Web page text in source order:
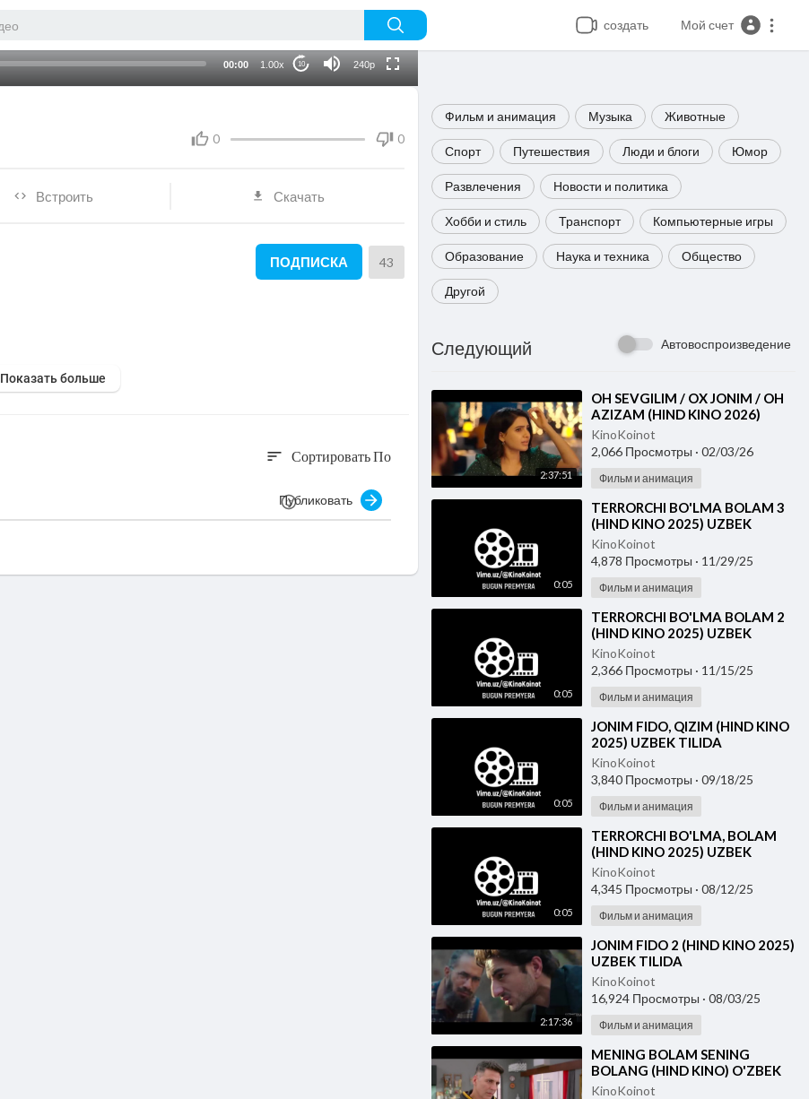
создать Мой счет
00:00 1.00x 10 240p
Фильм и анимация Музыка Животные
Спорт Путешествия Люди и блоги Юмор
Развлечения Новости и политика
Хобби и стиль Транспорт Компьютерные игры
Образование Наука и техника Общество
Другой
Следующий Автовоспроизведение
2:37:51
⁣OH SEVGILIM / OX JONIM / OH
AZIZAM (HIND KINO 2026)
UZBEK TILIDA
KinoKoinot
2,066 Просмотры · 02/03/26
Фильм и анимация
0:05
⁣TERRORCHI BO'LMA BOLAM 3
(HIND KINO 2025) UZBEK
TILIDA
KinoKoinot
4,878 Просмотры · 11/29/25
Фильм и анимация
0:05
⁣TERRORCHI BO'LMA BOLAM 2
(HIND KINO 2025) UZBEK
TILIDA
KinoKoinot
2,366 Просмотры · 11/15/25
Фильм и анимация
0:05
⁣JONIM FIDO, QIZIM (HIND KINO
2025) UZBEK TILIDA
KinoKoinot
3,840 Просмотры · 09/18/25
Фильм и анимация
0:05
⁣TERRORCHI BO'LMA, BOLAM
(HIND KINO 2025) UZBEK
TILIDA
KinoKoinot
4,345 Просмотры · 08/12/25
Фильм и анимация
2:17:36
⁣JONIM FIDO 2 (HIND KINO 2025)
UZBEK TILIDA
KinoKoinot
16,924 Просмотры · 08/03/25
Фильм и анимация
⁣MENING BOLAM SENING
BOLANG (HIND KINO) O'ZBEK
TILIDA
KinoKoinot
0 0
Встроить Скачать
ПОДПИСКА 43
Показать больше
sort Сортировать По
Публиковать